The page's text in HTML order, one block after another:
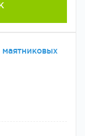
маятниковых